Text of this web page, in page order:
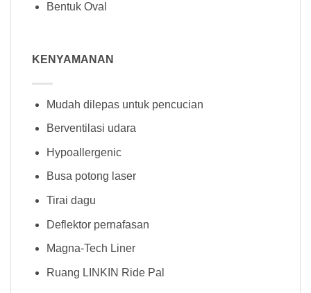
Bentuk Oval
KENYAMANAN
Mudah dilepas untuk pencucian
Berventilasi udara
Hypoallergenic
Busa potong laser
Tirai dagu
Deflektor pernafasan
Magna-Tech Liner
Ruang LINKIN Ride Pal